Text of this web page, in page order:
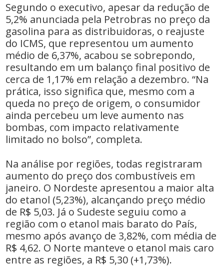
Segundo o executivo, apesar da redução de
5,2% anunciada pela Petrobras no preço da
gasolina para as distribuidoras, o reajuste
do ICMS, que representou um aumento
médio de 6,37%, acabou se sobrepondo,
resultando em um balanço final positivo de
cerca de 1,17% em relação a dezembro. “Na
prática, isso significa que, mesmo com a
queda no preço de origem, o consumidor
ainda percebeu um leve aumento nas
bombas, com impacto relativamente
limitado no bolso”, completa.
Na análise por regiões, todas registraram
aumento do preço dos combustíveis em
janeiro. O Nordeste apresentou a maior alta
do etanol (5,23%), alcançando preço médio
de R$ 5,03. Já o Sudeste seguiu como a
região com o etanol mais barato do País,
mesmo após avanço de 3,82%, com média de
R$ 4,62. O Norte manteve o etanol mais caro
entre as regiões, a R$ 5,30 (+1,73%).